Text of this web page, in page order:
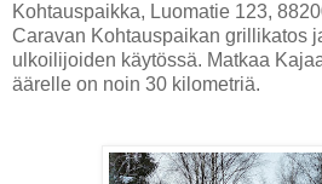
Kohtauspaikka, Luomatie 123,
Caravan Kohtauspaikan grillikatos
ulkoilijoiden käytössä. Matkaa
äärelle on noin 30 kilometriä.